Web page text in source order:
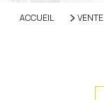
ACCUEIL VENTE